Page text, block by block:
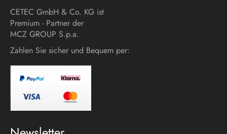
CETEC GmbH & Co. KG ist
Premium - Partner der
MCZ GROUP S.p.a.
Zahlen Sie sicher und Bequem per: